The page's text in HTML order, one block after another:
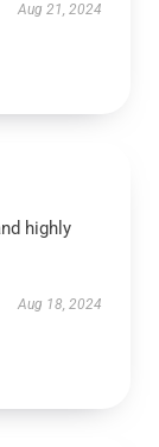
Aug 21, 2024
highly
Aug 18, 2024